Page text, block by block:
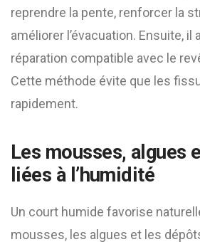
reprendre la pente, renforcer la
améliorer l’évacuation. Ensuite, il
réparation compatible avec le
Cette méthode évite que les
rapidement.
Les mousses, algues
liées à l’humidité
Un court humide favorise
mousses, les algues et les